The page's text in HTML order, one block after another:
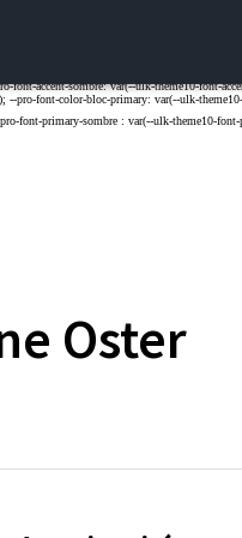
Oster